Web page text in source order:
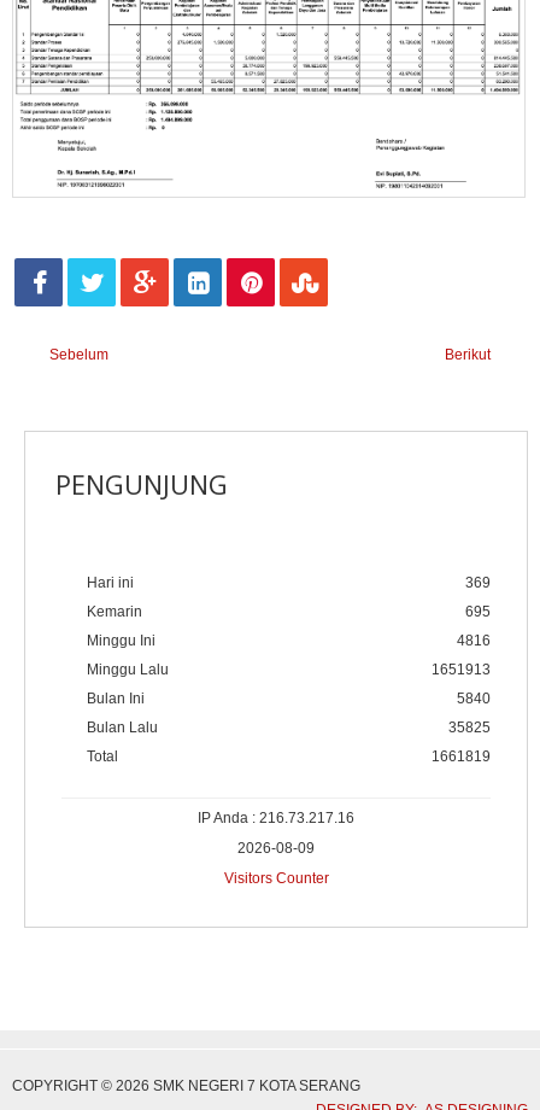
Sebelum Berikut
PENGUNJUNG
Hari ini
Kemarin
Minggu Ini
Minggu Lalu
Bulan Ini
Bulan Lalu
Total
369
695
4816
1651913
5840
35825
1661819
IP Anda : 216.73.217.16
2026-08-09
Visitors Counter
COPYRIGHT © 2026 SMK NEGERI 7 KOTA SERANG